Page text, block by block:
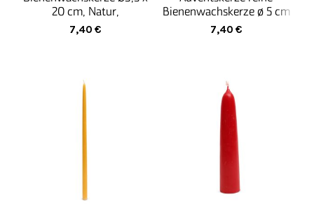
20 cm, Natur,
handgezogen
7,40 €
Bienenwachskerze ø 5 cm
x 10 cm rot
7,40 €